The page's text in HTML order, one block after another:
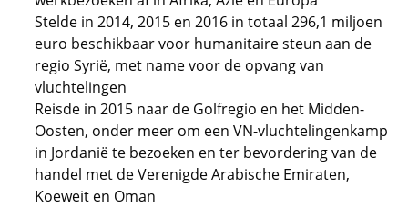
Stelde in 2014, 2015 en 2016 in totaal 296,1 miljoen
euro beschikbaar voor humanitaire steun aan de
regio Syrië, met name voor de opvang van
vluchtelingen
Reisde in 2015 naar de Golfregio en het Midden-
Oosten, onder meer om een VN-vluchtelingenkamp
in Jordanië te bezoeken en ter bevordering van de
handel met de Verenigde Arabische Emiraten,
Koeweit en Oman